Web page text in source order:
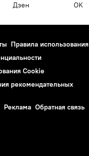
Дзен OK
Правила использования
Cookie
рекомендательных
Реклама Обратная связь